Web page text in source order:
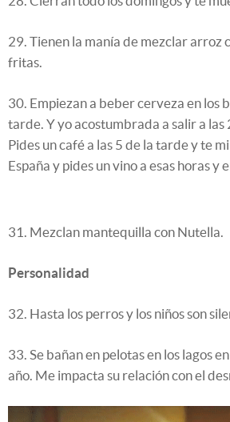
29. Tienen la manía de mezclar arroz
fritas.
30. Empiezan a beber cerveza en los
tarde. Y yo acostumbrada a salir a las
Pides un café a las 5 de la tarde y te
España y pides un vino a esas horas y
31. Mezclan mantequilla con Nutella.
Personalidad
32. Hasta los perros y los niños son
33. Se bañan en pelotas en los lagos
año. Me impacta su relación con el